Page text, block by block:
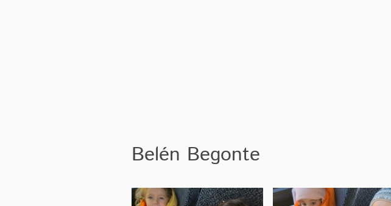
Belén Begonte